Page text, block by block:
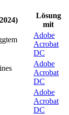
Lösung
mit
Adobe
Acrobat
DC
Adobe
Acrobat
DC
Adobe
Acrobat
DC